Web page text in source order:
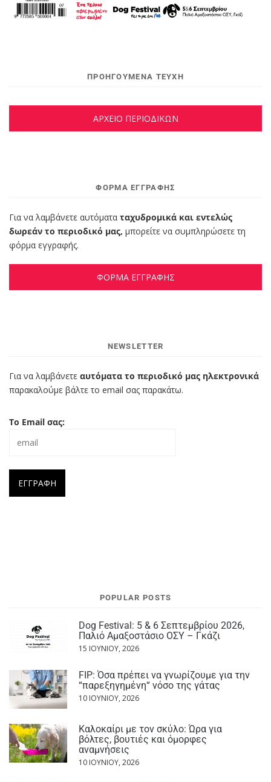
ΠΡΟΗΓΟΥΜΕΝΑ ΤΕΥΧΗ
ΑΡΧΕΙΟ ΠΕΡΙΟΔΙΚΩΝ
ΦΌΡΜΑ ΕΓΓΡΑΦΉΣ
Για να λαμβάνετε αυτόματα ταχυδρομικά και εντελώς
δωρεάν το περιοδικό μας, μπορείτε να συμπληρώσετε τη
φόρμα εγγραφής.
ΦΟΡΜΑ ΕΓΓΡΑΦΗΣ
NEWSLETTER
Για να λαμβάνετε αυτόματα το περιοδικό μας ηλεκτρονικά
παρακαλούμε βάλτε το email σας παρακάτω.
Το Email σας:
POPULAR POSTS
Dog Festival: 5 & 6 Σεπτεμβρίου 2026,
Παλιό Αμαξοστάσιο ΟΣΥ – Γκάζι
15 ΙΟΥΝΊΟΥ, 2026
FIP: Όσα πρέπει να γνωρίζουμε για την
“παρεξηγημένη“ νόσο της γάτας
10 ΙΟΥΝΊΟΥ, 2026
Καλοκαίρι με τον σκύλο: Ώρα για
βόλτες, βουτιές και όμορφες
αναμνήσεις
10 ΙΟΥΝΊΟΥ, 2026